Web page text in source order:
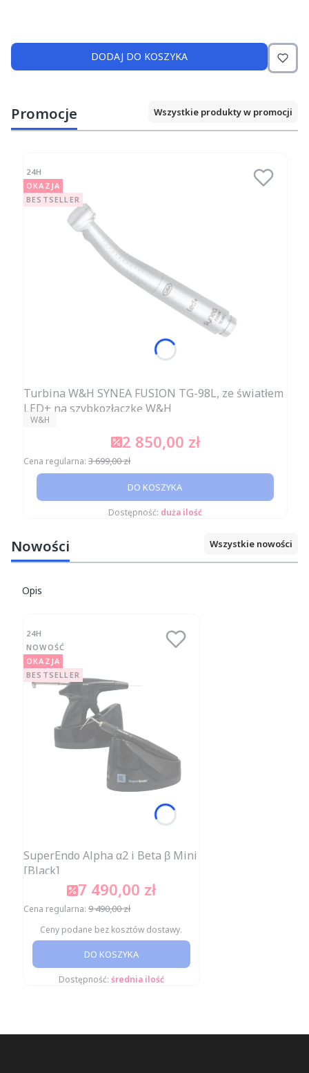
DODAJ DO KOSZYKA
Promocje Wszystkie produkty w promocji
24H
OKAZJA
BESTSELLER
Turbina W&H SYNEA FUSION TG-98L, ze światłem
LED+ na szybkozłączkę W&H
PRODUCENT
W&H
Cena promocyjna
2 850,00 zł
Cena regularna: 3 699,00 zł
DO KOSZYKA
Dostępność: duża ilość
Nowości Wszystkie nowości
Opis
24H
NOWOŚĆ
OKAZJA
BESTSELLER
SuperEndo Alpha α2 i Beta β Mini
[Black]
Cena promocyjna
7 490,00 zł
Cena regularna: 9 490,00 zł
Ceny podane bez kosztów dostawy.
DO KOSZYKA
Dostępność: średnia ilość